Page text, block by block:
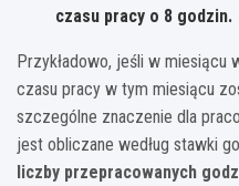
czasu pracy o 8 godzin.
Przykładowo, jeśli w miesiącu
czasu pracy w tym miesiącu
szczególne znaczenie dla
jest obliczane według stawki
liczby przepracowanych